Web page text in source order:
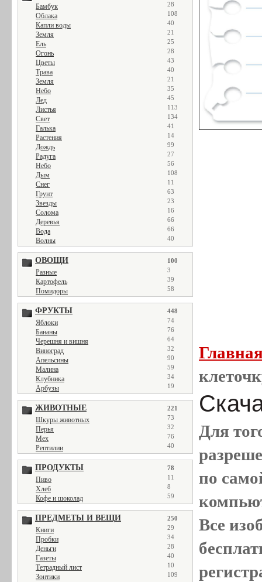
Бамбук 28
Облака 108
Капли воды 40
Земля 21
Ель 25
Огонь 28
Цветы 43
Трава 40
Земля 21
Небо 35
Лед 45
Листья 113
Свет 134
Галька 41
Растения 14
Дождь 99
Радуга 27
Небо 56
Дым 108
Снег 11
Грунт 63
Звезды 23
Солома 16
Деревья 66
Вода 66
Волны 40
ОВОЩИ 100
Разные 3
Картофель 39
Помидоры 58
ФРУКТЫ 448
Яблоки 74
Бананы 76
Черешня и вишня 64
Виноград 32
Апельсины 90
Малина 59
Клубника 34
Арбузы 19
ЖИВОТНЫЕ 221
Шкуры животных 73
Перья 32
Мех 76
Рептилии 40
ПРОДУКТЫ 78
Пиво 11
Хлеб 8
Кофе и шоколад 59
ПРЕДМЕТЫ И ВЕЩИ 250
Книги 29
Пробки 34
Деньги 28
Газеты 40
Тетрадный лист 10
Зонтики 109
Для
по
Все